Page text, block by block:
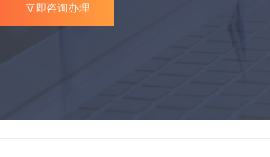
立即咨询办理